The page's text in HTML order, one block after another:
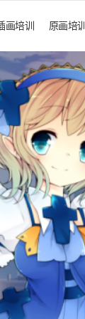
画培训 原画培训